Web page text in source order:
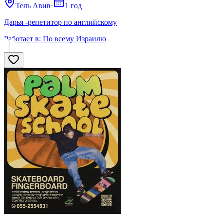
Тель Авив·
1 год
Дарья -репетитор по английскому
Работает в: По всему Израилю